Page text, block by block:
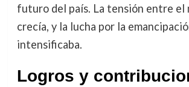
futuro del país. La tensión entre el
crecía, y la lucha por la
intensificaba.
Logros y